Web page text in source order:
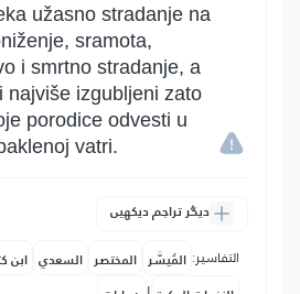
užasno stradanje na
sramota,
i smrtno stradanje, a
najviše izgubljeni zato
porodice odvesti u
vatri.
دیگر تراجم دیکھیں
التفاسير: المُيسَّر المختصر السعدي ابن